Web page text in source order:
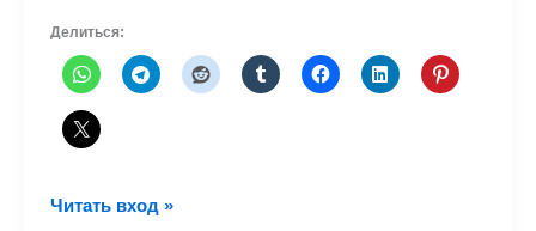
Делиться:
Avianca
Читать вход »